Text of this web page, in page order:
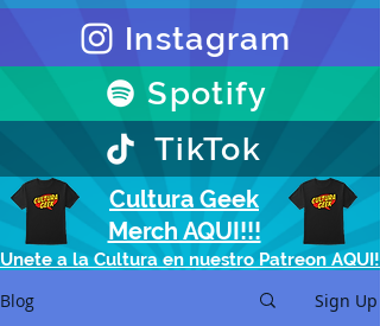
Blog Sign Up
Instagram
Spotify
TikTok
Cultura Geek
Merch AQUI!!!
Unete a la Cultura en nuestro Patreon AQUI!